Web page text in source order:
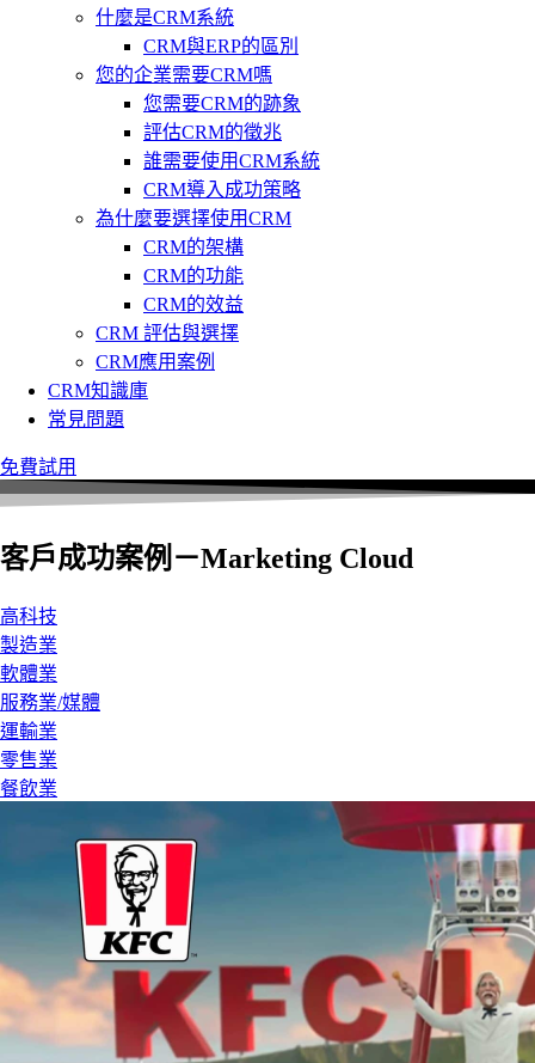
什麼是CRM系統
CRM與ERP的區別
您的企業需要CRM嗎
您需要CRM的跡象
評估CRM的徵兆
誰需要使用CRM系統
CRM導入成功策略
為什麼要選擇使用CRM
CRM的架構
CRM的功能
CRM的效益
CRM 評估與選擇
CRM應用案例
CRM知識庫
常見問題
免費試用
客戶成功案例－Marketing Cloud
高科技
製造業
軟體業
服務業/媒體
運輸業
零售業
餐飲業